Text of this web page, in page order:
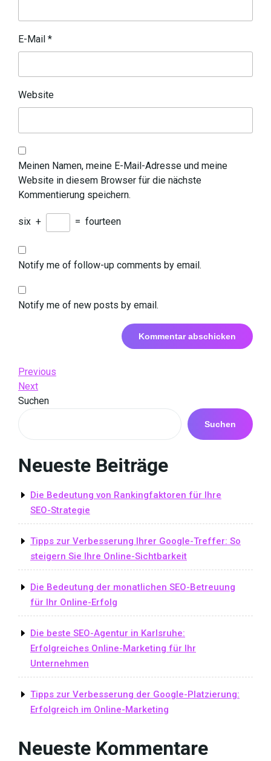
E-Mail *
Website
Meinen Namen, meine E-Mail-Adresse und meine
Website in diesem Browser für die nächste
Kommentierung speichern.
six + = fourteen
Notify me of follow-up comments by email.
Notify me of new posts by email.
Beitrags-
Navigation
Previous
Post
Previous
Next
Post
Next
Suchen
Suchen
Neueste Beiträge
Die Bedeutung von Rankingfaktoren für Ihre
SEO-Strategie
Tipps zur Verbesserung Ihrer Google-Treffer: So
steigern Sie Ihre Online-Sichtbarkeit
Die Bedeutung der monatlichen SEO-Betreuung
für Ihr Online-Erfolg
Die beste SEO-Agentur in Karlsruhe:
Erfolgreiches Online-Marketing für Ihr
Unternehmen
Tipps zur Verbesserung der Google-Platzierung:
Erfolgreich im Online-Marketing
Neueste Kommentare